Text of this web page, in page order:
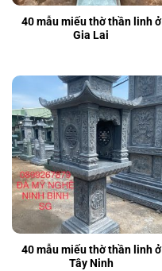
40 mẫu miếu thờ thần linh ở
Gia Lai
40 mẫu miếu thờ thần linh ở
Tây Ninh